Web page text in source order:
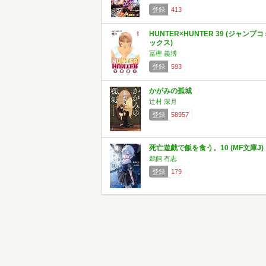
登録 413
HUNTER×HUNTER 39 (ジャンプコ
ックス)
冨樫 義博
登録
593
かがみの孤城
辻村 深月
登録
58957
死亡遊戯で飯を食う。10 (MF文庫J)
鵜飼 有志
登録
179